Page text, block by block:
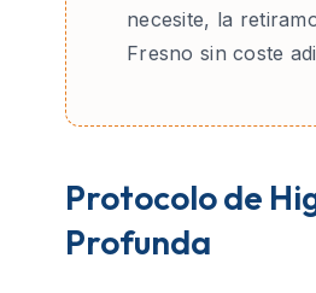
necesite, la
Fresno sin coste
Protocolo de
Profunda